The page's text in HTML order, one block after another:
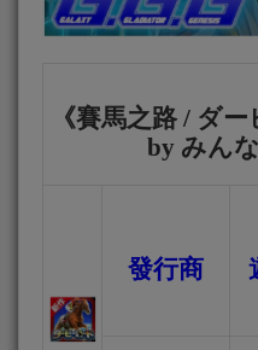
《賽馬之路 / ダー
by みん
發行商